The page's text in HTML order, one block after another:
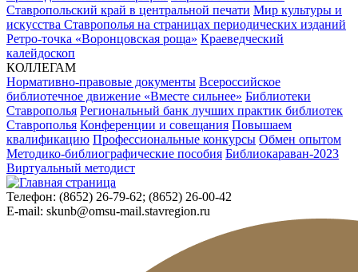
Ставропольский край в центральной печати Мир культуры и
искусства Ставрополья на страницах периодических изданий
Ретро-точка «Воронцовская роща» Краеведческий
калейдоскоп
КОЛЛЕГАМ
Нормативно-правовые документы Всероссийское
библиотечное движение «Вместе сильнее» Библиотеки
Ставрополья Региональный банк лучших практик библиотек
Ставрополья Конференции и совещания Повышаем
квалификацию Профессиональные конкурсы Обмен опытом
Методико-библиографические пособия Библиокараван-2023
Виртуальный методист
Телефон: (8652) 26-79-62; (8652) 26-00-42
E-mail: skunb@omsu-mail.stavregion.ru